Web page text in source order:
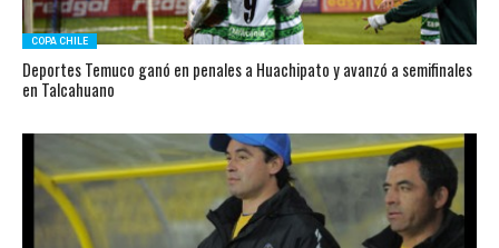
COPA CHILE
Deportes Temuco ganó en penales a Huachipato y avanzó a semifinales
en Talcahuano